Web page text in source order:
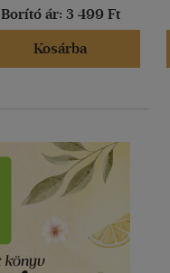
Borító ár: 3 499 Ft
Kosárba